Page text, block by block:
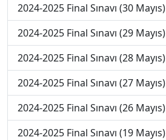
2024-2025 Final Sınavı (30 Mayıs)
2024-2025 Final Sınavı (29 Mayıs)
2024-2025 Final Sınavı (28 Mayıs)
2024-2025 Final Sınavı (27 Mayıs)
2024-2025 Final Sınavı (26 Mayıs)
2024-2025 Final Sınavı (19 Mayıs)